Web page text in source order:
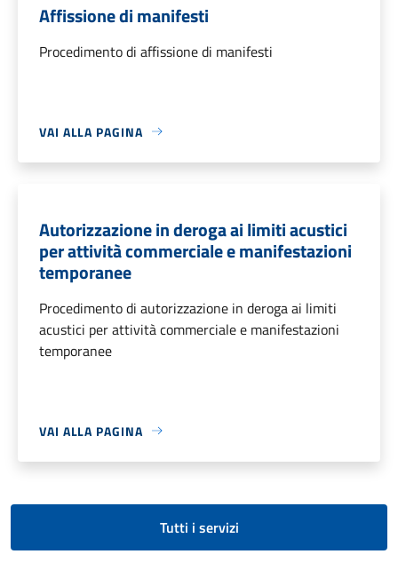
Affissione di manifesti
Procedimento di affissione di manifesti
VAI ALLA PAGINA
Autorizzazione in deroga ai limiti acustici
per attività commerciale e manifestazioni
temporanee
Procedimento di autorizzazione in deroga ai limiti
acustici per attività commerciale e manifestazioni
temporanee
VAI ALLA PAGINA
Tutti i servizi